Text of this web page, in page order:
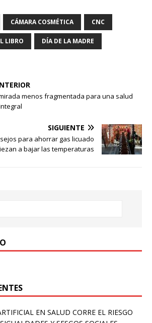
CÁMARA COSMÉTICA CNC
LIBRO DÍA DE LA MADRE
menos fragmentada para una salud
SIGUIENTE
para ahorrar gas licuado
a bajar las temperaturas
EN SALUD CORRE EL RIESGO